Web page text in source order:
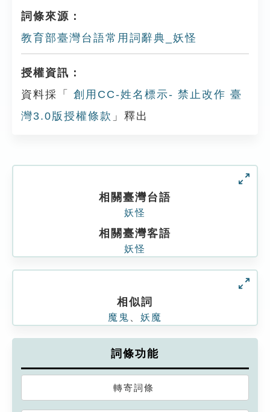
詞條來源：
教育部臺灣台語常用詞辭典_妖怪
授權資訊：
資料採「
創用CC-姓名標示- 禁止改作 臺
灣3.0版授權條款 」釋出
相關臺灣台語
妖怪
相關臺灣客語
妖怪
相似詞
魔鬼 妖魔
詞條功能
轉寄詞條